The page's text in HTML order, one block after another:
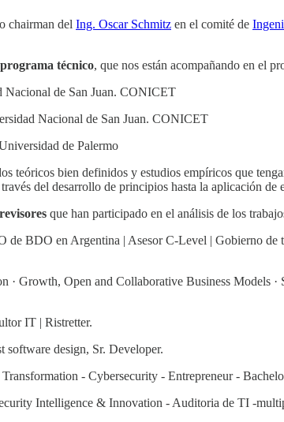
chairman del Ing. Oscar Schmitz en el comité de
técnico, que nos están acompañando en el
de San Juan. CONICET
Nacional de San Juan. CONICET
de Palermo
teóricos bien definidos y estudios empíricos que
del desarrollo de principios hasta la aplicación
revisores que han participado en el análisis de los
BDO en Argentina | Asesor C-Level | Gobierno
· Growth, Open and Collaborative Business Models
IT | Ristretter.
software design, Sr. Developer.
- Cybersecurity - Entrepreneur -
Intelligence & Innovation - Auditoria de TI -